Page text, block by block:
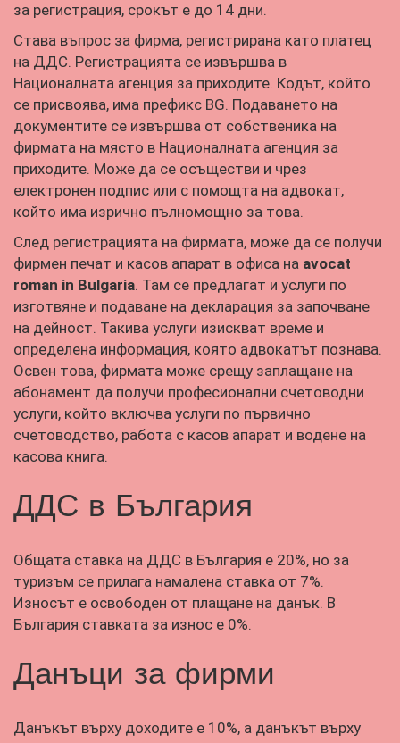
за регистрация, срокът е до 14 дни.
Става въпрос за фирма, регистрирана като платец
на ДДС. Регистрацията се извършва в
Националната агенция за приходите. Кодът, който
се присвоява, има префикс BG. Подаването на
документите се извършва от собственика на
фирмата на място в Националната агенция за
приходите. Може да се осъществи и чрез
електронен подпис или с помощта на адвокат,
който има изрично пълномощно за това.
След регистрацията на фирмата, може да се получи
фирмен печат и касов апарат в офиса на avocat
roman in Bulgaria. Там се предлагат и услуги по
изготвяне и подаване на декларация за започване
на дейност. Такива услуги изискват време и
определена информация, която адвокатът познава.
Освен това, фирмата може срещу заплащане на
абонамент да получи професионални счетоводни
услуги, който включва услуги по първично
счетоводство, работа с касов апарат и водене на
касова книга.
ДДС в България
Общата ставка на ДДС в България е 20%, но за
туризъм се прилага намалена ставка от 7%.
Износът е освободен от плащане на данък. В
България ставката за износ е 0%.
Данъци за фирми
Данъкът върху доходите е 10%, а данъкът върху